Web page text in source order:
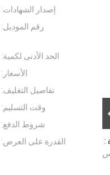
:
إصدار الشهادات:
رقم الموديل:
الحد الأدنى لكمية:
الأسعار:
تفاصيل التغليف:
وقت التسليم:
شروط الدفع:
القدرة على العرض: